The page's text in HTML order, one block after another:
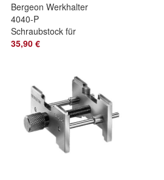
Bergeon Werkhalter
4040-P
Schraubstock für
Armbanduhrwerke *
35,90 €